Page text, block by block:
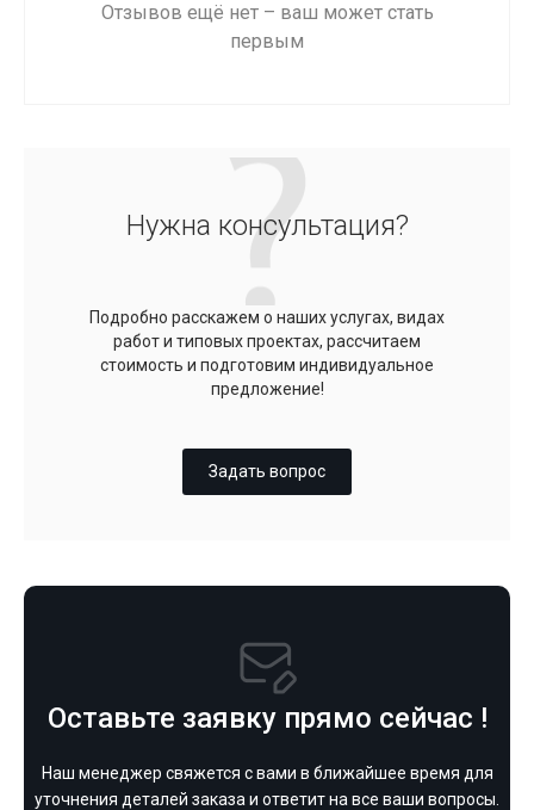
Отзывов ещё нет – ваш может стать
первым
Нужна консультация?
Подробно расскажем о наших услугах, видах
работ и типовых проектах, рассчитаем
стоимость и подготовим индивидуальное
предложение!
Задать вопрос
Оставьте заявку прямо сейчас !
Наш менеджер свяжется с вами в ближайшее время для
уточнения деталей заказа и ответит на все ваши вопросы.